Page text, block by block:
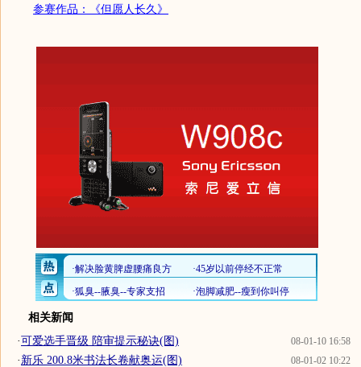
参赛作品：《但愿人长久》
相关新闻
08-01-10 16:58
·可爱选手晋级 陪审提示秘诀(图)
08-01-02 10:22
· 新乐 200.8米书法长卷献奥运(图)